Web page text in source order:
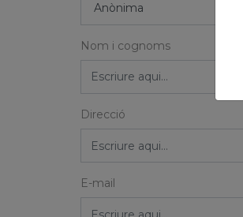
Nom i cognoms
Direcció
E-mail